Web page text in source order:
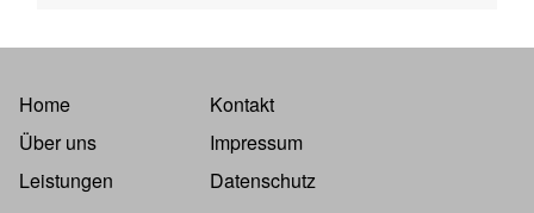
Home
Über uns
Leistungen
Kontakt
Impressum
Datenschutz